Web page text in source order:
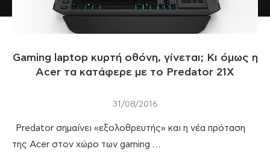
Gaming laptop κυρτή οθόνη, γίνεται; Κι όμως η
Αcer τα κατάφερε με το Predator 21X
31/08/2016
Predator σημαίνει «εξολοθρευτής» και η νέα πρόταση
της Acer στον χώρο των gaming …